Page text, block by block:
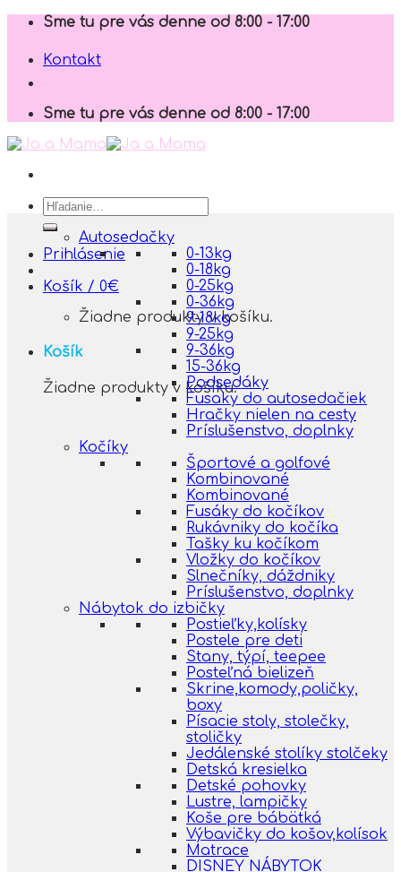
Skip
content
Sme tu pre vás denne od 8:00 - 17:00
Kontakt
Sme tu pre vás denne od 8:00 - 17:00
Hľadať:
Prihlásenie
Košík / 0€
Žiadne produkty v košíku.
Košík
Žiadne produkty v košíku.
Autosedačky
0-13kg
0-18kg
0-25kg
0-36kg
9-18kg
9-25kg
9-36kg
15-36kg
Podsedáky
Fusaky do autosedačiek
Hračky nielen na cesty
Príslušenstvo, doplnky
Kočíky
Športové a golfové
Kombinované
Kombinované
Fusáky do kočíkov
Rukávniky do kočíka
Tašky ku kočíkom
Vložky do kočíkov
Slnečníky, dáždniky
Príslušenstvo, doplnky
Nábytok do izbičky
Postieľky,kolísky
Postele pre deti
Stany, týpí, teepee
Posteľná bielizeň
Skrine,komody,poličky,
boxy
Písacie stoly, stolečky,
stoličky
Jedálenské stolíky stolčeky
Detská kresielka
Detské pohovky
Lustre, lampičky
Koše pre bábätká
Výbavičky do košov,kolísok
Matrace
DISNEY NÁBYTOK